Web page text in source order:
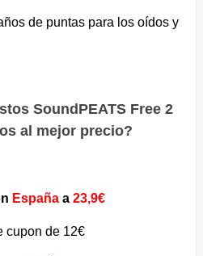
de puntas para los oídos y
SoundPEATS Free 2
al mejor precio?
Españaa 23,9€
cupon de 12€